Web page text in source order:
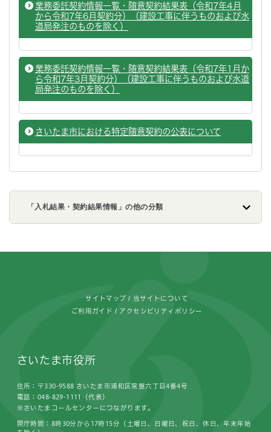
業務委託契約情報一覧・随意契約結果表（令和7年4月
から令和7年6月契約分）（建設工事に伴うものおよび水
道局発注のものを除く）
業務委託契約情報一覧・随意契約結果表（令和7年1月か
ら令和7年3月契約分）（建設工事に伴うものおよび水道
局発注のものを除く）
さいたま市における特定随意契約の公表について
「入札結果・契約結果情報」の他の分類
サイトマップ 当サイトについて
ご利用ガイド アクセシビリティポリシー
さいたま市役所
住所：〒330-9588 さいたま市浦和区常盤六丁目4番4号
電話：048-829-1111（代表）
※さいたまコールセンターにつながります。
開庁時間：8時30分から17時15分（土曜日、日曜日、祝日、休日、年末年始